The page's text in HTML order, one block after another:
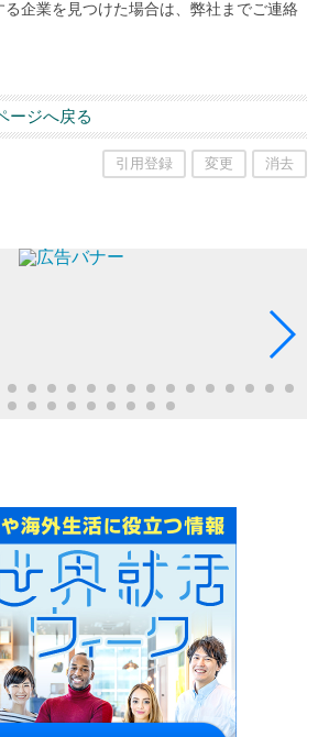
る企業を見つけた場合は、弊社までご連絡
ージへ戻る
引用登録 変更 消去